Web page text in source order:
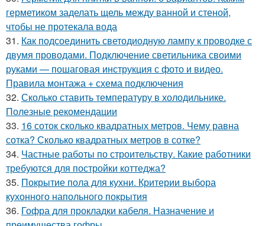
герметиком заделать щель между ванной и стеной,
чтобы не протекала вода
31. Как подсоединить светодиодную лампу к проводке с
двумя проводами. Подключение светильника своими
руками — пошаговая инструкция с фото и видео.
Правила монтажа + схема подключения
32. Сколько ставить температуру в холодильнике.
Полезные рекомендации
33. 16 соток сколько квадратных метров. Чему равна
сотка? Сколько квадратных метров в сотке?
34. Частные работы по строительству. Какие работники
требуются для постройки коттеджа?
35. Покрытие пола для кухни. Критерии выбора
кухонного напольного покрытия
36. Гофра для прокладки кабеля. Назначение и